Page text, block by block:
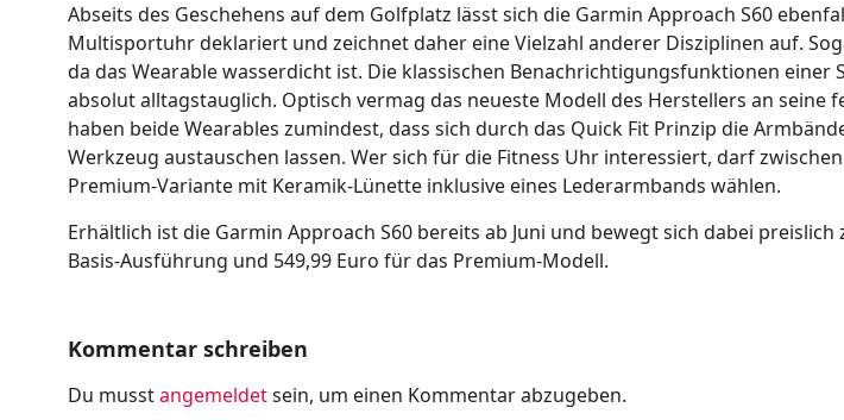
Abseits des Geschehens auf dem Golfplatz lässt sich die Garmin Approach S60
Multisportuhr deklariert und zeichnet daher eine Vielzahl anderer Disziplinen auf.
da das Wearable wasserdicht ist. Die klassischen Benachrichtigungsfunktionen einer
absolut alltagstauglich. Optisch vermag das neueste Modell des Herstellers an seine
haben beide Wearables zumindest, dass sich durch das Quick Fit Prinzip die
Werkzeug austauschen lassen. Wer sich für die Fitness Uhr interessiert, darf
Premium-Variante mit Keramik-Lünette inklusive eines Lederarmbands wählen.
Erhältlich ist die Garmin Approach S60 bereits ab Juni und bewegt sich dabei preislich
Basis-Ausführung und 549,99 Euro für das Premium-Modell.
Kommentar schreiben
Du musstangemeldetsein, um einen Kommentar abzugeben.